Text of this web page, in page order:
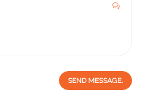
SEND MESSAGE.